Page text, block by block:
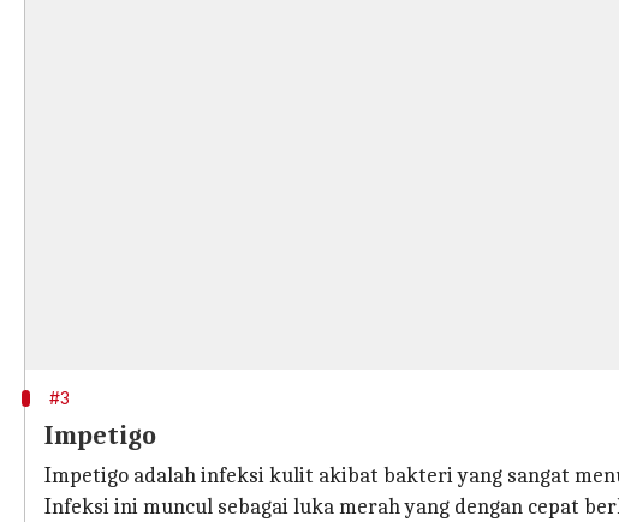
#3
Impetigo
Impetigo adalah infeksi kulit akibat bakteri yang sangat
Infeksi ini muncul sebagai luka merah yang dengan cepat